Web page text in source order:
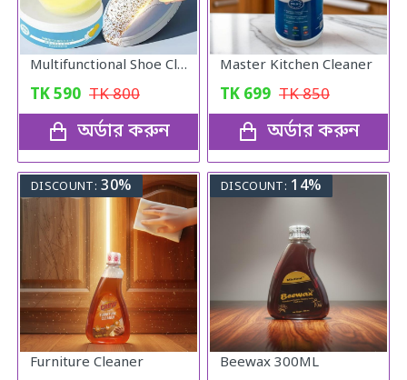
Multifunctional Shoe Cleaning Cream
TK590 TK800
অর্ডার করুন
Master Kitchen Cleaner
TK 699 TK850
অর্ডার করুন
DISCOUNT: 30%
Furniture Cleaner
DISCOUNT: 14%
Beewax 300ML